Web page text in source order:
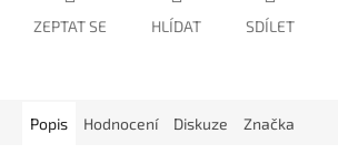
ZEPTAT SE HLÍDAT SDÍLET
Popis Hodnocení Diskuze Značka